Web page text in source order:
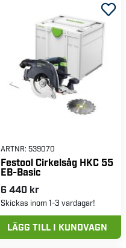
ARTNR: 539070
Festool Cirkelsåg HKC 55
EB-Basic
6 440 kr
Skickas inom 1-3 vardagar!
LÄGG TILL I KUNDVAGN